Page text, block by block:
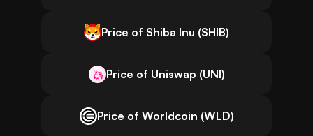
Price of Shiba Inu (SHIB)
Price of Uniswap (UNI)
Price of Worldcoin (WLD)